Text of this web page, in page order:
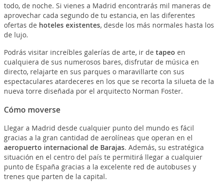
todo, de noche. Si vienes a Madrid encontrarás mil maneras de
aprovechar cada segundo de tu estancia, en las diferentes
ofertas de hoteles existentes, desde los más normales hasta los
de lujo.
Podrás visitar increíbles galerías de arte, ir de tapeo en
cualquiera de sus numerosos bares, disfrutar de música en
directo, relajarte en sus parques o maravillarte con sus
espectaculares atardeceres en los que se recorta la silueta de la
nueva torre diseñada por el arquitecto Norman Foster.
Cómo moverse
Llegar a Madrid desde cualquier punto del mundo es fácil
gracias a la gran cantidad de aerolíneas que operan en el
aeropuerto internacional de Barajas. Además, su estratégica
situación en el centro del país te permitirá llegar a cualquier
punto de España gracias a la excelente red de autobuses y
trenes que parten de la capital.